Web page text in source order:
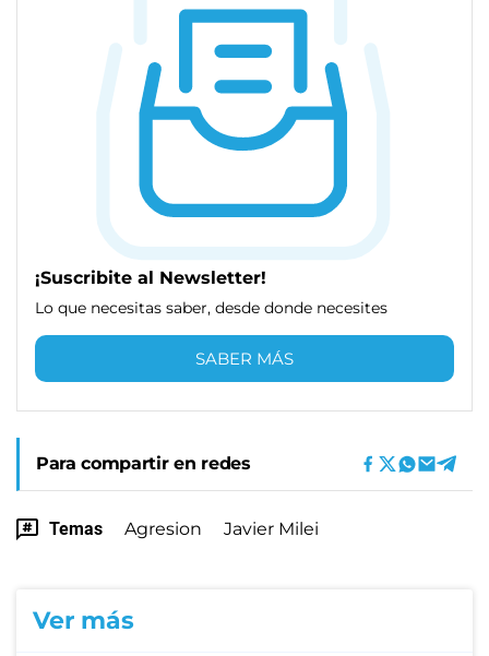
¡Suscribite al Newsletter!
Lo que necesitas saber, desde donde necesites
SABER MÁS
Para compartir en redes
Temas Agresion Javier Milei
Ver más